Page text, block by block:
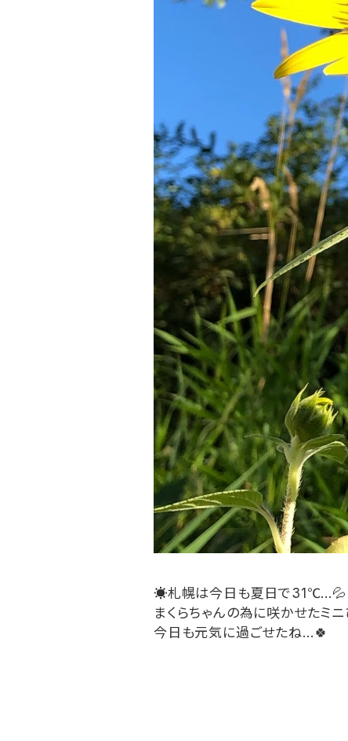
☀️札幌は今日も夏日で31℃…💦
まくらちゃんの為に咲かせたミ
今日も元気に過ごせたね… 🍀